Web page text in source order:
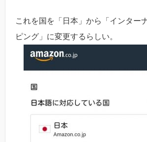
これを国を「日本」から「インター
ピング」に変更するらしい。